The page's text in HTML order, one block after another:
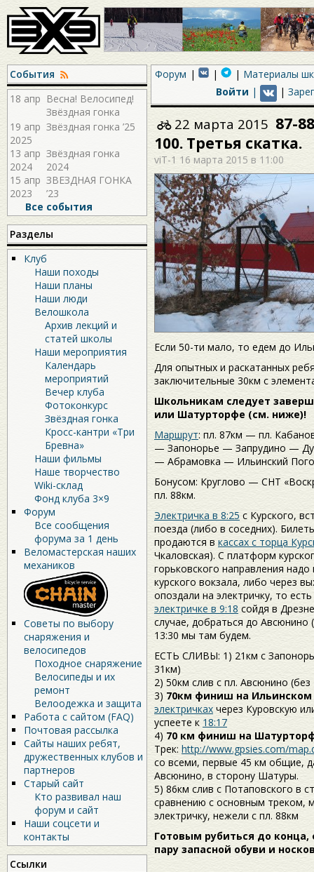
События
18 апр Весна! Велосипед!
Звёздная гонка
2026!
19 апр
2025
Звёздная гонка ’25
13 апр
2024
Звёздная гонка
2024
15 апр
2023
ЗВЕЗДНАЯ ГОНКА
’23
Все события
Разделы
Клуб
Наши походы
Наши планы
Наши люди
Велошкола
Архив лекций и
статей школы
Наши мероприятия
Календарь
мероприятий
Вечер клуба
Фотоконкурс
Звёздная гонка
Кросс-кантри «Три
Бревна»
Наши фильмы
Наше творчество
Wiki-склад
Фонд клуба 3×9
Форум
Все сообщения
форума за 1 день
Веломастерская наших
механиков
Советы по выбору
снаряжения и
велосипедов
Походное снаряжение
Велосипеды и их
ремонт
Велоодежка и защита
Работа с сайтом (FAQ)
Почтовая рассылка
Сайты наших ребят,
дружественных клубов и
партнеров
Старый сайт
Кто развивал наш
форум и сайт
Наши соцсети и
контакты
Ссылки
Форум
Материалы
Войти | |
22 марта 2015 87-
100. Третья скатка.
viT-1 16 марта 2015 в 11:00
Если 50-ти мало, то едем до
Для опытных и раскатанных
заключительные 30км с
Школьникам следует
или Шатурторфе (см. ниже)!
Маршрут: пл. 87км — пл.
— Запонорье — Запрудино —
— Абрамовка — Ильинский
Бонусом: Круглово — СНТ
пл. 88км.
Электричка в 8:25 с Курского,
поезда (либо в соседних).
продаются в кассах с торца
Чкаловская). С платформ
горьковского направления
курского вокзала, либо через
опоздали на электричку, то
электричке в 9:18 сойдя в
случае, добраться до Авсюнино
13:30 мы там будем.
ЕСТЬ СЛИВЫ: 1) 21км с
31км)
2) 50км слив с пл. Авсюнино (без
3) 70км финиш на Ильинском
электричках через Куровскую
успеете к 18:17
4) 70 км финиш на
Трек: http://www.gpsies.com/
со всеми, первые 45 км общие,
Авсюнино, в сторону Шатуры.
5) 86км слив c Потаповского в
сравнению с основным треком,
электричку, нежели с пл. 88км
Готовым рубиться до конца,
пару запасной обуви и